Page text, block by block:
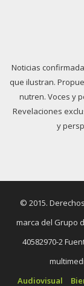
Noticias
que ilustran.
nutren. Voces y
Revelaciones
y
© 2015.
marca del Grupo
40582970-2
Audiovisual